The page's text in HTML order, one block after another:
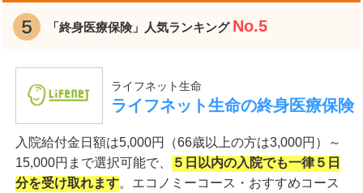
「終身医療保険」人気ランキング No.5
ライフネット生命
ライフネット生命の終身医療保険
入院給付金日額は5,000円（66歳以上の方は3,000円）～
15,000円まで選択可能で、
５日以内の入院でも一律５日
分を受け取れます。エコノミーコース・おすすめコース